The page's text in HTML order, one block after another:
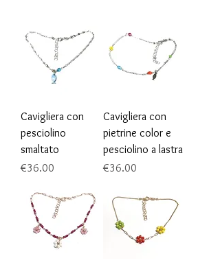
Cavigliera con
pesciolino
smaltato
Price
€36.00
Cavigliera con
pietrine color e
pesciolino a lastra
Price
€36.00